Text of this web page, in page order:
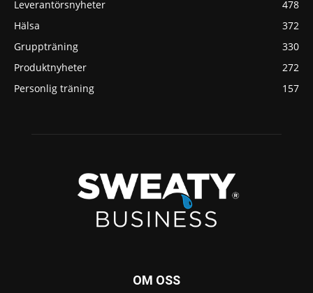
Leverantörsnyheter
478
Hälsa
372
Gruppträning
330
Produktnyheter
272
Personlig träning
157
OM OSS